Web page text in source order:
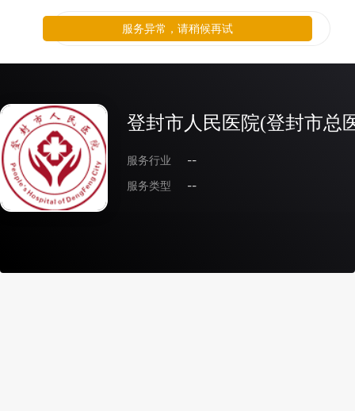
登封市人民医院(登封市总
服务行业
--
服务类型
--
服务异常，请稍候再试